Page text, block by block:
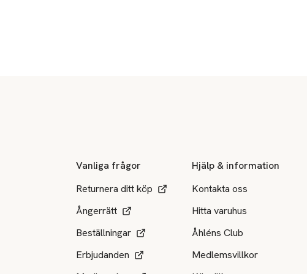
Vanliga frågor
Returnera ditt köp
Ångerrätt
Beställningar
Erbjudanden
Hjälp & information
Kontakta oss
Hitta varuhus
Åhléns Club
Medlemsvillkor